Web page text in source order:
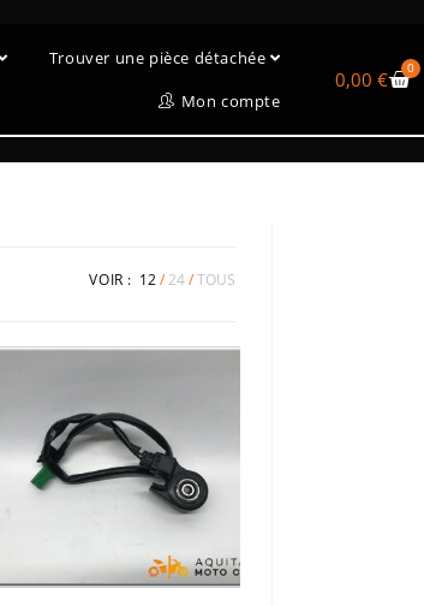
Trouver une pièce détachée
Mon compte
0,00 € 0
VOIR : 12 24 TOUS